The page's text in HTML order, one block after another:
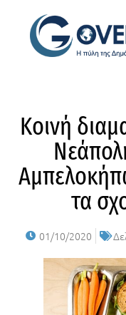
Κοινή
τα
01/10/2020